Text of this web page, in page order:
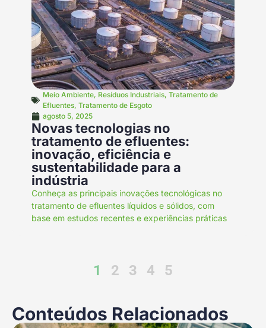
Meio Ambiente, Resíduos Industriais, Tratamento de
Efluentes, Tratamento de Esgoto
agosto 5, 2025
Novas tecnologias no
tratamento de efluentes:
inovação, eficiência e
sustentabilidade para a
indústria
Conheça as principais inovações tecnológicas no
tratamento de efluentes líquidos e sólidos, com
base em estudos recentes e experiências práticas
1 2 3 4 5
Conteúdos Relacionados